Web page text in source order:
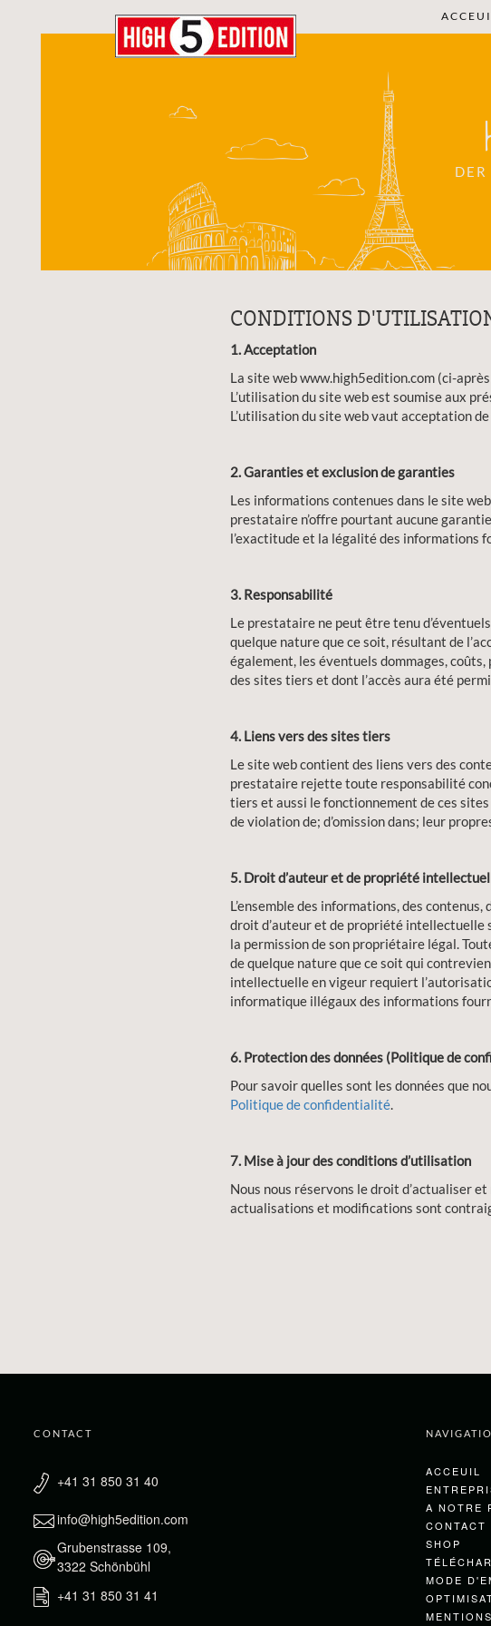
CONDITIONS
1. Acceptation
La site web www.high5edition.com (ci-
L’utilisation du site web est soumise aux
L’utilisation du site web vaut acceptation
2. Garanties et exclusion de garanties
Les informations contenues dans le site
prestataire n’offre pourtant aucune
l’exactitude et la légalité des informations
3. Responsabilité
Le prestataire ne peut être tenu
quelque nature que ce soit, résultant de
également, les éventuels dommages,
des sites tiers et dont l’accès aura été
4. Liens vers des sites tiers
Le site web contient des liens vers des
prestataire rejette toute responsabilité
tiers et aussi le fonctionnement de ces
de violation de; d’omission dans; leur
5. Droit d’auteur et de propriété
L’ensemble des informations, des
droit d’auteur et de propriété intellectuelle
la permission de son propriétaire légal.
de quelque nature que ce soit qui
intellectuelle en vigeur requiert
informatique illégaux des informations
6. Protection des données (Politique de
Pour savoir quelles sont les données que
Politique de confidentialité.
7. Mise à jour des conditions d’utilisation
Nous nous réservons le droit d’actualiser
actualisations et modifications sont
CONTACT
+41 31 850 31 40
info@high5edition.com
Grubenstrasse 109,
3322 Schönbühl
+41 31 850 31 41
ACCEUIL
A NOTRE
CONTACT
SHOP
MODE